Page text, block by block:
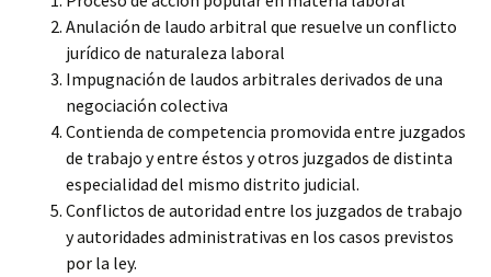
Anulación de laudo arbitral que resuelve un conflicto
jurídico de naturaleza laboral
Impugnación de laudos arbitrales derivados de una
negociación colectiva
Contienda de competencia promovida entre juzgados
de trabajo y entre éstos y otros juzgados de distinta
especialidad del mismo distrito judicial.
Conflictos de autoridad entre los juzgados de trabajo
y autoridades administrativas en los casos previstos
por la ley.